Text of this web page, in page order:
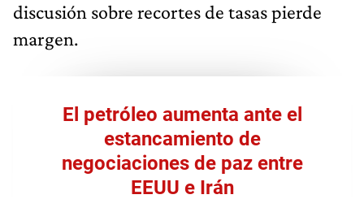
discusión sobre recortes de tasas pierde
margen.
El petróleo aumenta ante el
estancamiento de
negociaciones de paz entre
EEUU e Irán